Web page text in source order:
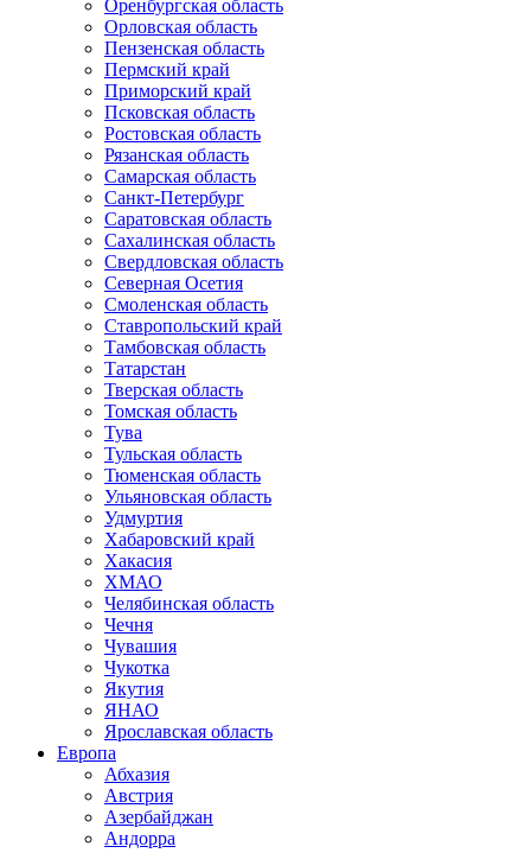
Оренбургская область
Орловская область
Пензенская область
Пермский край
Приморский край
Псковская область
Ростовская область
Рязанская область
Самарская область
Санкт-Петербург
Саратовская область
Сахалинская область
Свердловская область
Северная Осетия
Смоленская область
Ставропольский край
Тамбовская область
Татарстан
Тверская область
Томская область
Тува
Тульская область
Тюменская область
Ульяновская область
Удмуртия
Хабаровский край
Хакасия
ХМАО
Челябинская область
Чечня
Чувашия
Чукотка
Якутия
ЯНАО
Ярославская область
Европа
Абхазия
Австрия
Азербайджан
Андорра